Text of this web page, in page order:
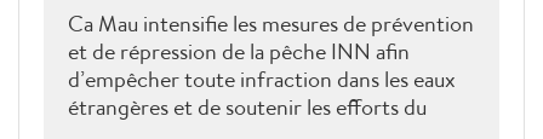
Ca Mau intensifie les mesures de prévention
et de répression de la pêche INN afin
d’empêcher toute infraction dans les eaux
étrangères et de soutenir les efforts du